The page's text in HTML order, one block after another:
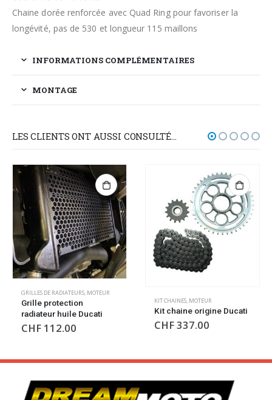
Chaine dorée renforcée avec Quad Ring pour favoriser la
longévité, pas de 530 et longueur 115 maillons
INFORMATIONS COMPLÉMENTAIRES
MONTAGE
LES CLIENTS ONT AUSSI CONSULTÉ…
KIT CHAINES,MOTEUR
Kit chaine origine Ducati
CHF 337.00
Cache embrayage à sec
Ducati
CHF189.00